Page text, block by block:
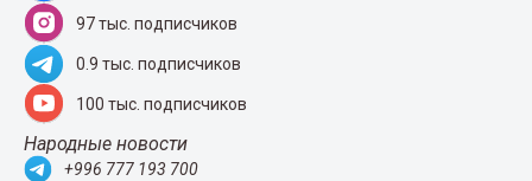
97 тыс. подписчиков
0.9 тыс. подписчиков
100 тыс. подписчиков
Народные новости
+996 777 193 700